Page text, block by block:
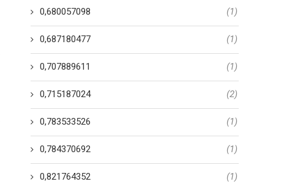
0,680057098 (1)
0,687180477 (1)
0,707889611 (1)
0,715187024 (2)
0,783533526 (1)
0,784370692 (1)
0,821764352 (1)